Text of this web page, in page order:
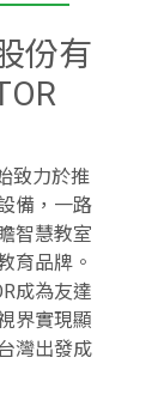
份有
致力於推
備，一路
智慧教室
育品牌。
成為友達
界實現顯
灣出發成